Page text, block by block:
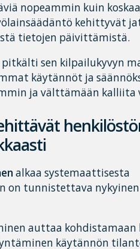
nopeammin kuin
kehittyvät
tietojen päivittämistä.
sen kilpailukyvyn
käytännöt ja
ja välttämään kalliita
alkaa systemaattisesta
on tunnistettava
auttaa kohdistamaan
käytännön